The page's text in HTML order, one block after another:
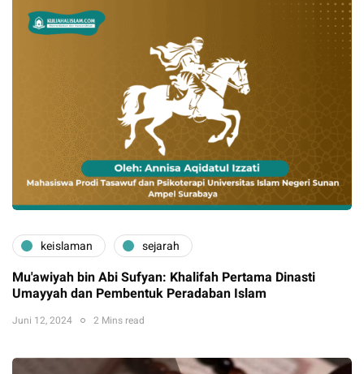
keislaman sejarah
Mu'awiyah bin Abi Sufyan: Khalifah Pertama Dinasti
Umayyah dan Pembentuk Peradaban Islam
Juni 12, 2024 2 Mins read